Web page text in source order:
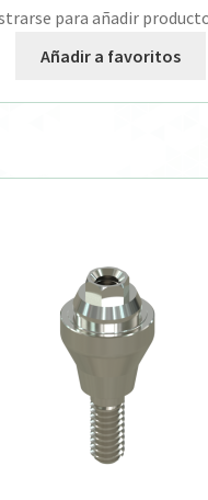
para añadir
Añadir a favoritos